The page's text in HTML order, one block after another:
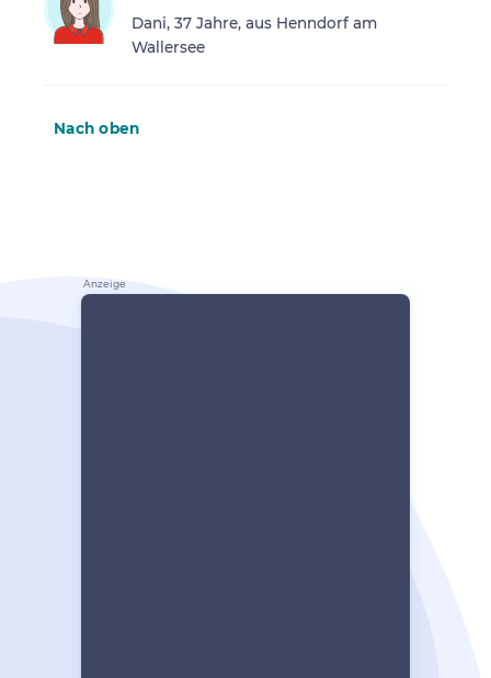
Dani, 37 Jahre, aus Henndorf am
Wallersee
Nach oben